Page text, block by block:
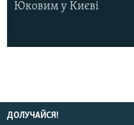
Юковим у Києві
ДОЛУЧАЙСЯ!